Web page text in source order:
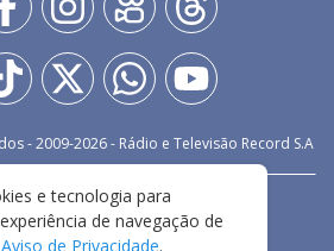
- 2009-2026- Rádio e Televisão Record S.A
FALE CONOSCO
PRIVACIDADE
E CONDIÇÕES DE USO
e tecnologia para
de navegação de
Aviso de Privacidade.